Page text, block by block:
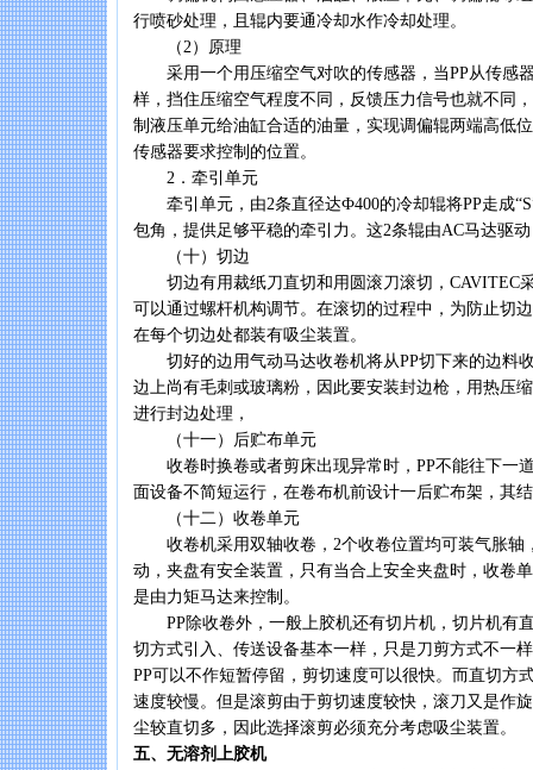
行喷砂处理，且辊内要通冷却水作冷却处理。
（2）原理
采用一个用压缩空气对吹的传感器，当PP从传感器
样，挡住压缩空气程度不同，反馈压力信号也就不同
制液压单元给油缸合适的油量，实现调偏辊两端高低
传感器要求控制的位置。
2．牵引单元
牵引单元，由2条直径达Ф400的冷却辊将PP走成
包角，提供足够平稳的牵引力。这2条辊由AC马达驱
（十）切边
切边有用裁纸刀直切和用圆滚刀滚切，CAVITEC
可以通过螺杆机构调节。在滚切的过程中，为防止切
在每个切边处都装有吸尘装置。
切好的边用气动马达收卷机将从PP切下来的边料收
边上尚有毛刺或玻璃粉，因此要安装封边枪，用热压
进行封边处理，
（十一）后贮布单元
收卷时换卷或者剪床出现异常时，PP不能往下一
面设备不简短运行，在卷布机前设计一后贮布架，其
（十二）收卷单元
收卷机采用双轴收卷，2个收卷位置均可装气胀轴
动，夹盘有安全装置，只有当合上安全夹盘时，收卷
是由力矩马达来控制。
PP除收卷外，一般上胶机还有切片机，切片机有
切方式引入、传送设备基本一样，只是刀剪方式不一
PP可以不作短暂停留，剪切速度可以很快。而直切方
速度较慢。但是滚剪由于剪切速度较快，滚刀又是作
尘较直切多，因此选择滚剪必须充分考虑吸尘装置。
五、无溶剂上胶机